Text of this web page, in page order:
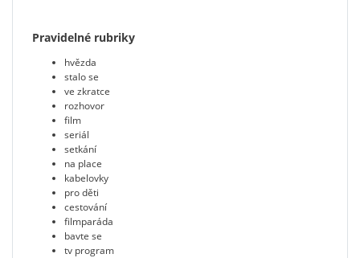
Pravidelné rubriky
hvězda
stalo se
ve zkratce
rozhovor
film
seriál
setkání
na place
kabelovky
pro děti
cestování
filmparáda
bavte se
tv program